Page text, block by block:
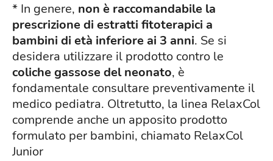
* In genere, non è raccomandabile la
prescrizione di estratti fitoterapici a
bambini di età inferiore ai 3 anni. Se si
desidera utilizzare il prodotto contro le
coliche gassose del neonato, è
fondamentale consultare preventivamente il
medico pediatra. Oltretutto, la linea RelaxCol
comprende anche un apposito prodotto
formulato per bambini, chiamato RelaxCol
Junior